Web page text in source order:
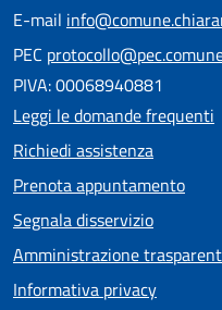
E-mail
PEC
PIVA: 00068940881
Leggi le domande frequenti
Richiedi assistenza
Prenota appuntamento
Segnala disservizio
Amministrazione
Informativa privacy